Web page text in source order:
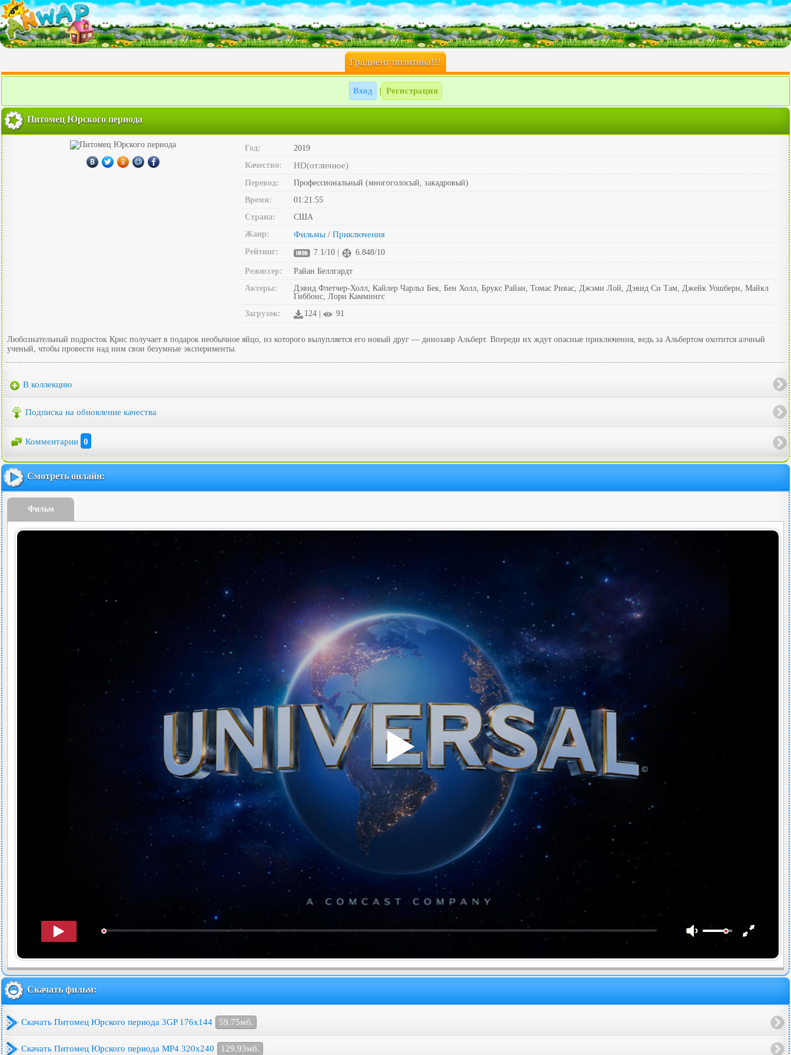
Градиент позитива!!!
Вход Регистрация
Питомец Юрского периода
Год:
2019
Качество:
HD(отличное)
Перевод:
Профессиональный (многоголосый, закадровый)
Время:
01:21:55
Страна:
США
Жанр:
Фильмы / Приключения
Рейтинг: 7.1/10 | 6.848/10
Режиссер:
Райан Беллгардт
Актеры:
Дэвид Флетчер-Холл, Кайлер Чарльз Бек, Бен Холл, Брукс Райан, Томас Ривас, Джэми Лой, Дэвид Си Там, Джейк Уошберн, Майкл
Гиббонс, Лори Каммингс
Загрузок:
124 | 91
Любознательный подросток Крис получает в подарок необычное яйцо, из которого вылупляется его новый друг — динозавр Альберт. Впереди их ждут опасные приключения, ведь за Альбертом охотится алчный
ученый, чтобы провести над ним свои безумные эксперименты.
В коллекцию
Подписка на обновление качества
Комментарии 0
Смотреть онлайн:
Фильм
Скачать фильм:
Скачать Питомец Юрского периода 3GP 176x144 59.75мб.
Скачать Питомец Юрского периода MP4 320x240 129.93мб.